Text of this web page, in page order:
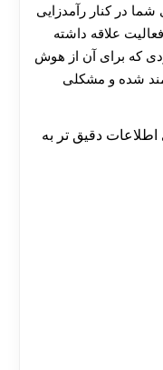
در کنار رآمدزایی
علاقه داشته
که برای آن از هوش
مند شده و مشکلی
اطلاعات دقیق تر به